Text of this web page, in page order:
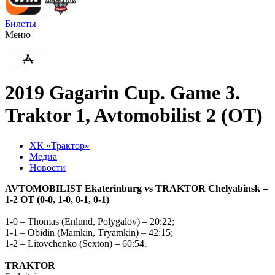
Билеты
Меню
2019 Gagarin Cup. Game 3.
Traktor 1, Avtomobilist 2 (OT)
ХК «Трактор»
Медиа
Новости
AVTOMOBILIST Ekaterinburg vs ТRAKTOR Chelyabinsk –
1-2 ОТ (0-0, 1-0, 0-1, 0-1)
1-0 – Тhomas (Enlund, Polygalov) – 20:22;
1-1 – Оbidin (Маmkin, Тryamkin) – 42:15;
1-2 – Litovchenko (Sexton) – 60:54.
TRAKTOR